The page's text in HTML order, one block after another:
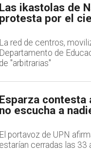
Las ikastolas de
protesta por el
La red de centros,
Departamento de
de "arbitrarias"
Esparza contesta
no escucha a
El portavoz de UPN
estarían cerradas las 33